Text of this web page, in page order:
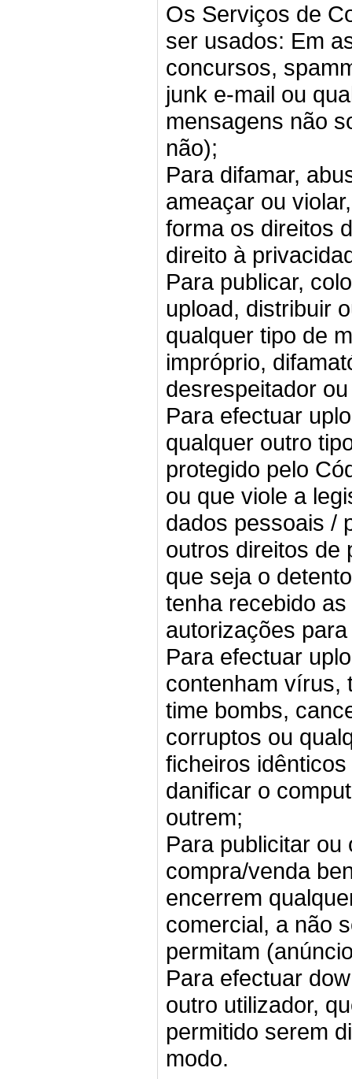
Os Serviços de
ser usados: Em
concursos,
junk e-mail ou
mensagens não
não);
Para difamar,
ameaçar ou
forma os direitos
direito à
Para publicar,
upload, distribuir
qualquer tipo de
impróprio,
desrespeitador
Para efectuar
qualquer outro
protegido pelo
ou que viole a
dados pessoais /
outros direitos de
que seja o
tenha recebido
autorizações
Para efectuar
contenham vírus,
time bombs,
corruptos ou
ficheiros
danificar o
outrem;
Para publicitar ou
compra/venda
encerrem
comercial, a não
permitam
Para efectuar
outro utilizador,
permitido serem
modo.